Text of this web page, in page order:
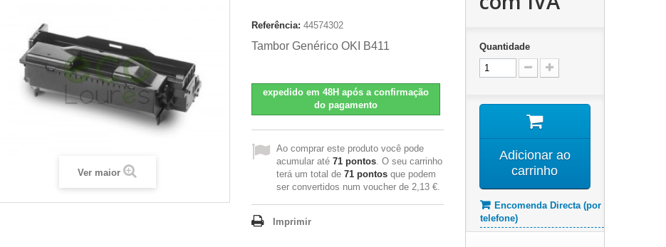
Ver maior
Referência: 44574302
Tambor Genérico OKI B411
expedido em 48H após a confirmação
do pagamento
Ao comprar este produto você pode
acumular até 71 pontos . O seu carrinho
terá um total de 71 pontos que podem
ser convertidos num voucher de 2,13 €
Imprimir
Quantidade
Adicionar ao
carrinho
Encomenda Directa (por
telefone)